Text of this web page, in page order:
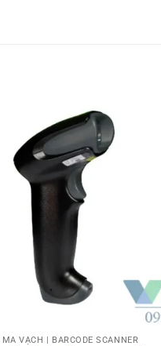
có thể theo dõi các
VẠCH | BARCODE SCANNER